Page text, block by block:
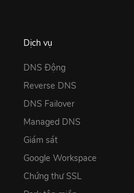
Dịch vụ
DNS Động
Reverse DNS
DNS Failover
Managed DNS
Giám sát
Google Workspace
Chứng thư SSL